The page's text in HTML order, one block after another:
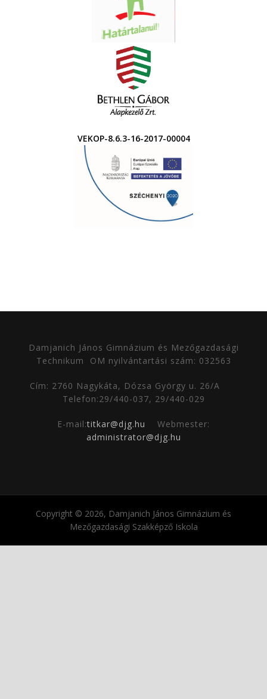
VEKOP-8.6.3-16-2017-00004
Damjanich János Gimnázium és Mezőgazdasági
Technikum
OM nyilvántartási szám: 032563
Cím: 2760 Nagykáta, Dózsa György u. 26/A
Telefon:29/440-037, 29/440-029
E-mail:titkar@djg.hu
Webmester:
administrator@djg.hu
Copyright © 2026, Damjanich János Gimnázium és
Mezőgazdasági Szakképző Iskola